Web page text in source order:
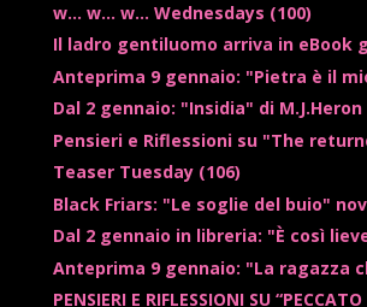
w... w... w... Wednesdays (100)
Il ladro gentiluomo arriva in eBook
Anteprima 9 gennaio: "Pietra è il
Dal 2 gennaio: "Insidia" di M.J.Heron
Pensieri e Riflessioni su "The
Teaser Tuesday (106)
Black Friars: "Le soglie del buio"
Dal 2 gennaio in libreria: "È così
Anteprima 9 gennaio: "La ragazza
PENSIERI E RIFLESSIONI SU